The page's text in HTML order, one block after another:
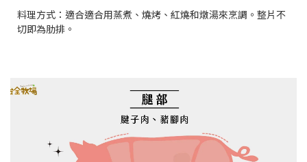
料理方式：適合適合用蒸煮、燒烤、紅燒和燉湯來烹調。整片不
切即為肋排。